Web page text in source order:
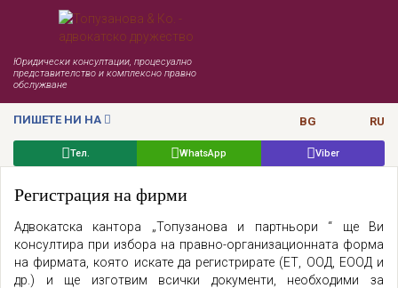
Юридически консултации, процесуално
представителство и комплексно правно
обслужване
ПИШЕТЕ НИ НА BG RU
Тел. WhatsApp Viber
Регистрация на фирми
Адвокатска кантора „Топузанова и партньори “ ще Ви
консултира при избора на правно-организационната форма
на фирмата, която искате да регистрирате (ЕТ, ООД, ЕООД и
др.) и ще изготвим всички документи, необходими за